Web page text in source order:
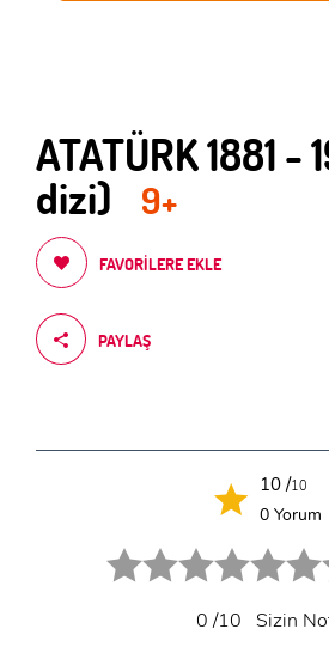
ATATÜRK 1881 -
dizi) 9+
FAVORILERE EKLE
PAYLAŞ
10 /10
0 Yorum
0/10 Sizin